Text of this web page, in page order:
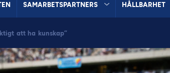
SAMARBETSPARTNERS HÅLLBARHET
att ha kunskap”